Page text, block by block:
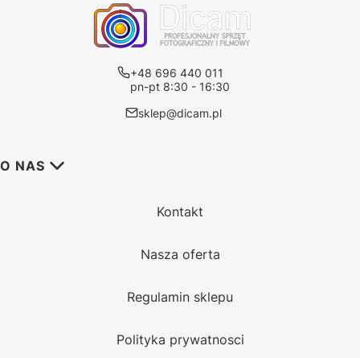
+48 696 440 011
pn-pt 8:30 - 16:30
sklep@dicam.pl
Linki w stopce
O NAS
Kontakt
Nasza oferta
Regulamin sklepu
Polityka prywatnosci